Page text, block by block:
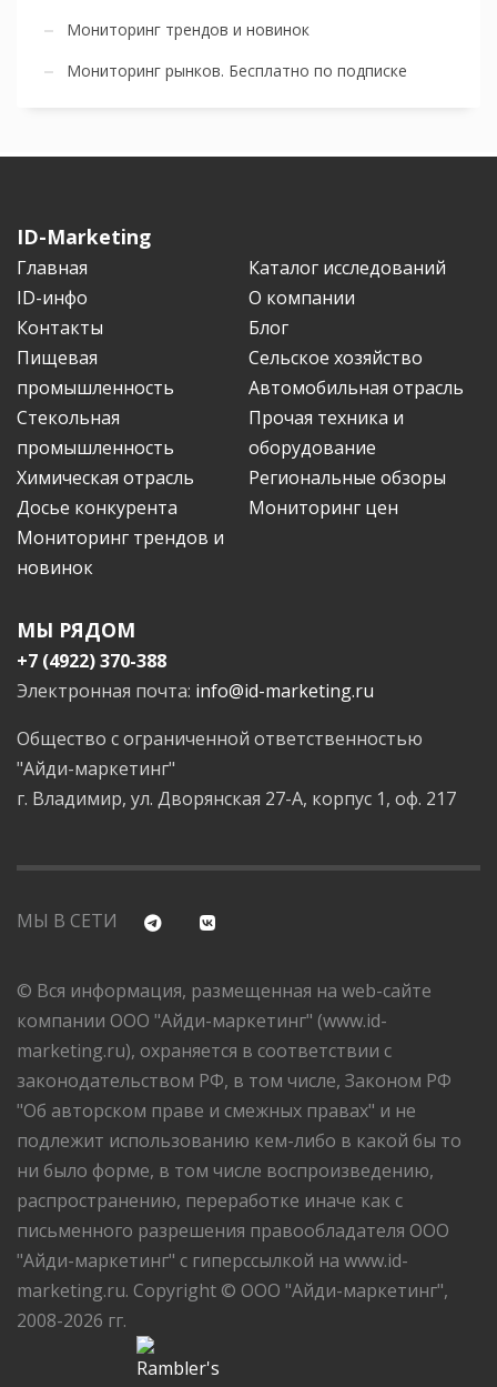
Мониторинг трендов и новинок
Мониторинг рынков. Бесплатно по подписке
ID-Marketing
Главная
Каталог исследований
ID-инфо
О компании
Контакты
Блог
Пищевая
промышленность
Сельское хозяйство
Автомобильная отрасль
Стекольная
промышленность
Прочая техника и
оборудование
Химическая отрасль
Региональные обзоры
Досье конкурента
Мониторинг цен
Мониторинг трендов и
новинок
МЫ РЯДОМ
+7 (4922) 370-388
Электронная почта: info@id-marketing.ru
Общество с ограниченной ответственностью
"Айди-маркетинг"
г. Владимир, ул. Дворянская 27-А, корпус 1, оф. 217
МЫ В СЕТИ
© Вся информация, размещенная на web-сайте
компании ООО "Айди-маркетинг" (www.id-
marketing.ru), охраняется в соответствии с
законодательством РФ, в том числе, Законом РФ
"Об авторском праве и смежных правах" и не
подлежит использованию кем-либо в какой бы то
ни было форме, в том числе воспроизведению,
распространению, переработке иначе как с
письменного разрешения правообладателя ООО
"Айди-маркетинг" с гиперссылкой на www.id-
marketing.ru. Copyright © ООО "Айди-маркетинг",
2008-2026 гг.